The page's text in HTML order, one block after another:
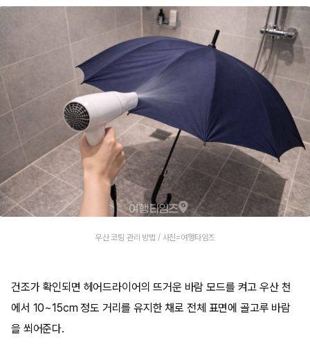
우산 코팅 관리 방법 / 사진=여행타임즈
건조가 확인되면 헤어드라이어의 뜨거운 바람 모드를 켜고 우산 천
에서 10~15cm 정도 거리를 유지한 채로 전체 표면에 골고루 바람
을 쐬어준다.